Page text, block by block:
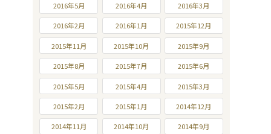
2016年5月 2016年4月 2016年3月
2016年2月 2016年1月 2015年12月
2015年11月 2015年10月 2015年9月
2015年8月 2015年7月 2015年6月
2015年5月 2015年4月 2015年3月
2015年2月 2015年1月 2014年12月
2014年11月 2014年10月 2014年9月